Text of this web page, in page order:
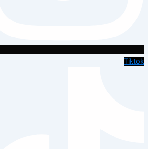
Tiktok